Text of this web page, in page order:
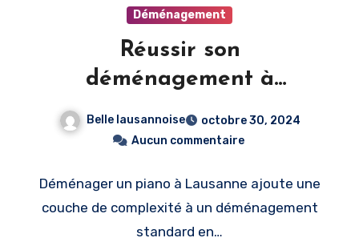
Déménagement
Réussir son
déménagement à
Belle lausannoise
octobre 30, 2024
Aucun commentaire
Déménager un piano à Lausanne ajoute une
couche de complexité à un déménagement
standard en…